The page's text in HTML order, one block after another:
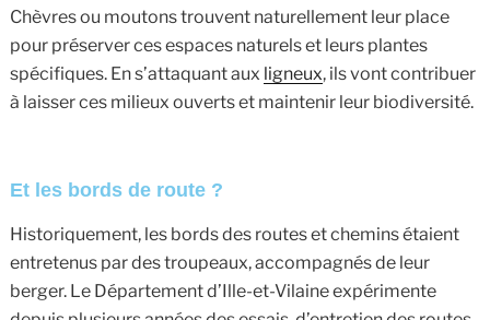
Chèvres ou moutons trouvent naturellement leur place
pour préserver ces espaces naturels et leurs plantes
spécifiques. En s’attaquant aux ligneux, ils vont contribuer
à laisser ces milieux ouverts et maintenir leur biodiversité.
Et les bords de route ?
Historiquement, les bords des routes et chemins étaient
entretenus par des troupeaux, accompagnés de leur
berger. Le Département d’Ille-et-Vilaine expérimente